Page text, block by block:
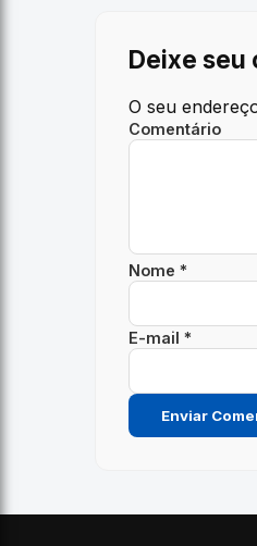
Deixe seu
O seu
Comentário
Nome *
E-mail *